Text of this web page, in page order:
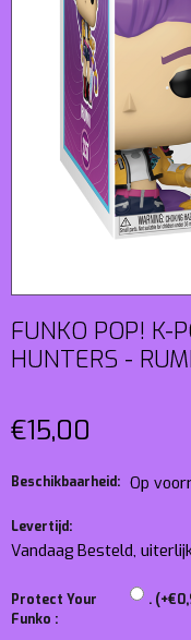
FUNKO POP! K-
HUNTERS - RUMI
€15,00
Beschikbaarheid: Op
Levertijd:
Vandaag Besteld,
Protect Your
Funko :
.